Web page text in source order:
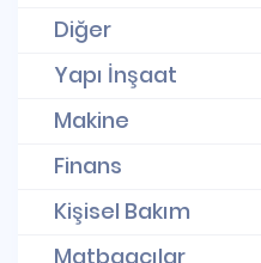
Diğer
Yapı İnşaat
Makine
Finans
Kişisel Bakım
Matbaacılar